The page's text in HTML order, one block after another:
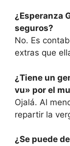
¿Esperanza
seguros?
No. Es
extras que
¿Tiene un
vu» por el
Ojalá. Al
repartir la
¿Se puede